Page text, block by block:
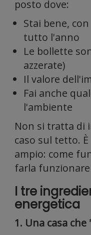
posto dove:
Stai bene,
tutto l'anno
Le bollette
azzerate)
Il valore
Fai anche
l'ambiente
Non si tratta di
caso sul tetto.
ampio: come
farla
I tre
energetica
1. Una casa